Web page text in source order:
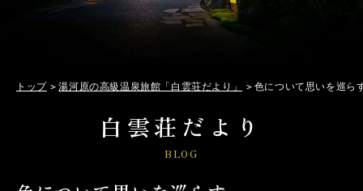
トップ 湯河原の高級温泉旅館「白雲荘だより」 色について思いを巡ら
白雲荘だより
BLOG